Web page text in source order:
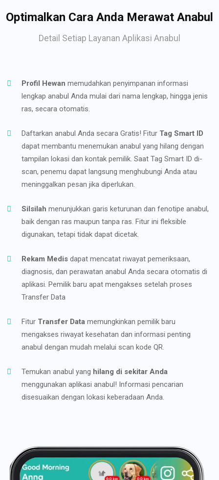
Optimalkan Cara Anda Merawat Anabul
Detail Setiap Layanan Aplikasi Anabul
Profil Hewan memudahkan penyimpanan informasi
lengkap anabul Anda mulai dari nama lengkap, hingga jenis
ras, secara otomatis.
Daftarkan anabul Anda secara Gratis! Fitur Tag Smart ID
dapat membantu menemukan anabul yang hilang dengan
tampilan lokasi dan kontak pemilik. Saat Tag Smart ID di-
scan, penemu dapat langsung menghubungi Anda atau
meninggalkan pesan jika diperlukan.
Silsilah menunjukkan garis keturunan dan fenotipe anabul,
baik dengan ras maupun tanpa ras. Fitur ini fleksible
digunakan, tetapi tidak dapat dicetak.
Rekam Medis dapat mencatat riwayat pemeriksaan,
diagnosis, dan perawatan anabul Anda secara otomatis di
aplikasi. Pemilik baru apat mengakses setelah proses
Transfer Data
Fitur Transfer Data memungkinkan pemilik baru
mengakses riwayat kesehatan dan informasi penting
anabul dengan mudah melalui scan kode QR.
Temukan anabul yang hilang di sekitar Anda
menggunakan aplikasi anabul! Informasi pencarian
disesuaikan dengan lokasi keberadaan Anda.